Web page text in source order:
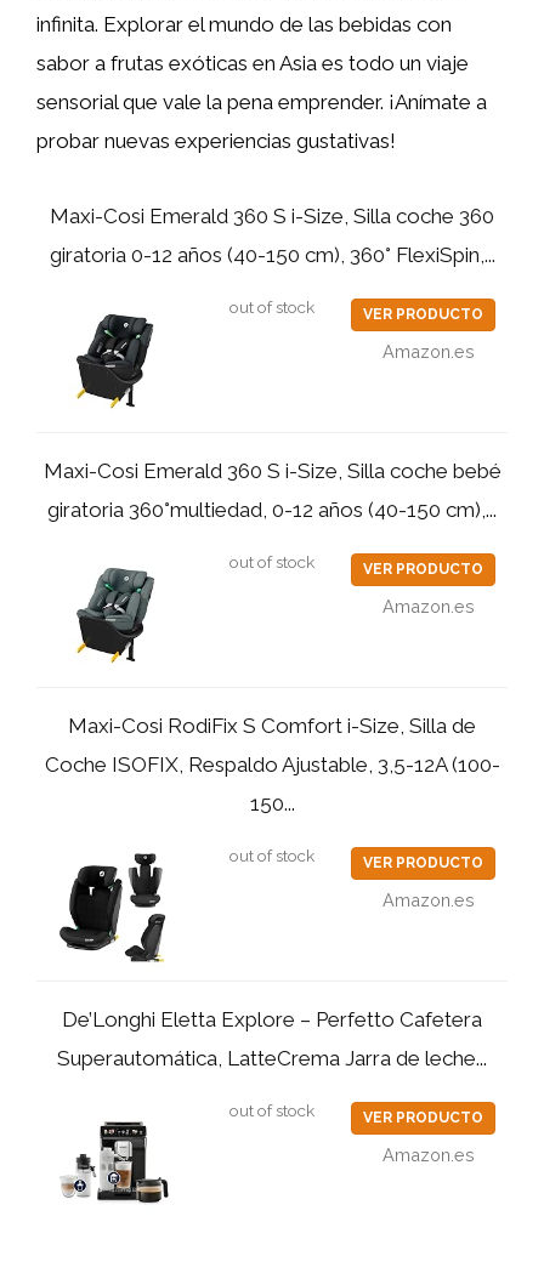
infinita. Explorar el mundo de las bebidas con
sabor a frutas exóticas en Asia es todo un viaje
sensorial que vale la pena emprender. ¡Anímate a
probar nuevas experiencias gustativas!
Maxi-Cosi Emerald 360 S i-Size, Silla coche 360
giratoria 0-12 años (40-150 cm), 360° FlexiSpin,...
out of stock VER PRODUCTO
Amazon.es
Maxi-Cosi Emerald 360 S i-Size, Silla coche bebé
giratoria 360°multiedad, 0-12 años (40-150 cm),...
out of stock VER PRODUCTO
Amazon.es
Maxi-Cosi RodiFix S Comfort i-Size, Silla de
Coche ISOFIX, Respaldo Ajustable, 3,5-12A (100-
150...
out of stock VER PRODUCTO
Amazon.es
De’Longhi Eletta Explore – Perfetto Cafetera
Superautomática, LatteCrema Jarra de leche...
out of stock VER PRODUCTO
Amazon.es